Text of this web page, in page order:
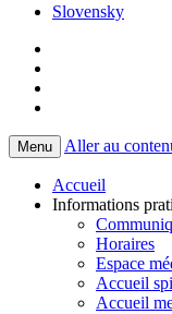
Slovensky
Menu Aller au
Accueil
Informations
Horaires
Espace
Accueil
Accueil